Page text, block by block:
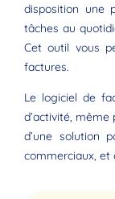
disposition une
tâches au
Cet outil vous
factures.
Le logiciel de
d’activité,
d’une solution
commerciaux, et